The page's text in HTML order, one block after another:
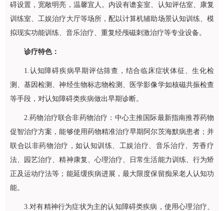
碍设置，宽敞明亮，温馨宜人。内设有谵妄室、认知评估室、康复
训练室、工娱治疗大厅等场所，配以计算机辅助场景认知训练、模
拟现实功能训练、音乐治疗、重复经颅磁刺激治疗等专业设备。
诊疗特色：
1.认知障碍疾病早期评估筛查，结合临床症状体征、生化检
测、基因检测、神经生物标志物检测、医学影像学如核磁共振检查
等手段，对认知障碍类疾病做出早期诊断。
2.药物治疗联合非药物治疗：中心主推国际最新指南推荐药物
促智治疗方案，能够使用药物精准治疗早期阿尔茨海默病患者；并
联合以非药物治疗，如认知训练、工娱治疗、音乐治疗、芳香疗
法、园艺治疗、精神康复、心理治疗、日常生活能力训练、行为矫
正及运动疗法等；能延缓疾病进展，最大限度保留痴呆老人认知功
能。
3.对有精神行为症状为主的认知障碍类疾病，使用心理治疗、